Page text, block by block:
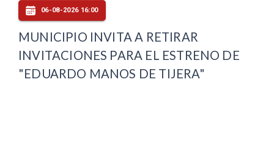
06-08-2026 16:00
MUNICIPIO INVITA A RETIRAR
INVITACIONES PARA EL ESTRENO DE
"EDUARDO MANOS DE TIJERA"